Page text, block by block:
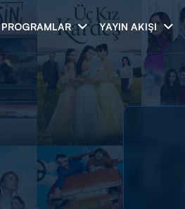
PROGRAMLAR YAYIN AKIŞI
Arama